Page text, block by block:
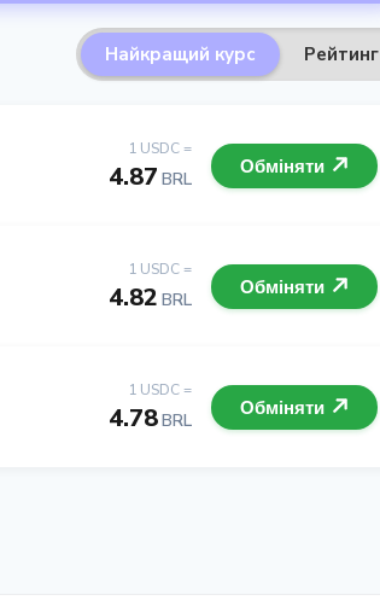
Найкращий курс Рейтинг
1 USDC =
4.87 BRL
Обміняти
1 USDC =
4.82 BRL
Обміняти
1 USDC =
4.78BRL
Обміняти